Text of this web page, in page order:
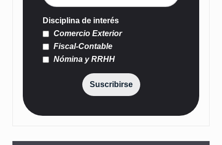
Disciplina de interés
Comercio Exterior
Fiscal-Contable
Nómina y RRHH
Suscribirse